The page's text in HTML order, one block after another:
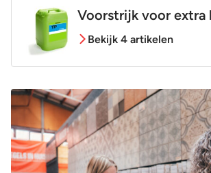
Voorstrijk voor extra
Bekijk 4 artikelen